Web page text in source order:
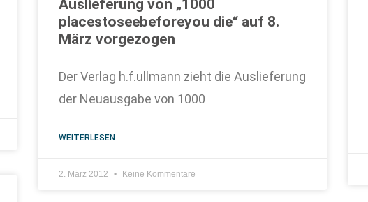
Auslieferung von „1000
placestoseebeforeyou die“ auf 8.
März vorgezogen
Der Verlag h.f.ullmann zieht die Auslieferung
der Neuausgabe von 1000
WEITERLESEN
2. März 2012 Keine Kommentare